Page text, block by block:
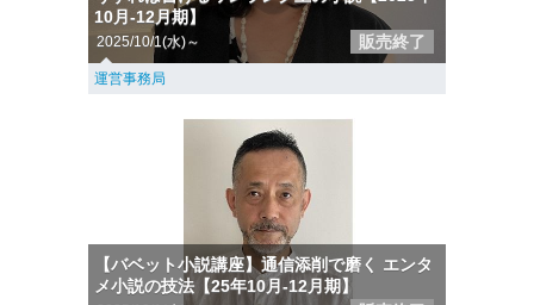
10月-12月期】
2025/10/1(水)～ 販売終了
運営事務局
【バベット小説講座】通信添削で磨く エンタ
メ小説の技法【25年10月-12月期】